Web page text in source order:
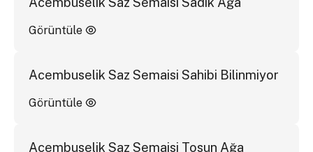
Görüntüle
Acembuselik Saz Semaisi Sahibi Bilinmiyor
Görüntüle
Acembuselik Saz Semaisi Tosun Ağa